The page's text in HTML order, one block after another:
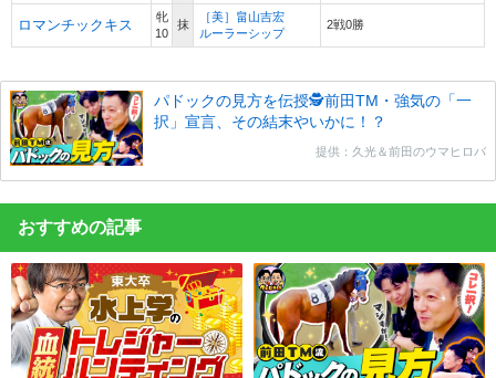
Marston’s Mill
ロマンチックキス
牝
10
抹
［美］畠山吉宏
ルーラーシップ
2戦0勝
パドックの見方を伝授🕵前田TM・強気の「一
択」宣言、その結末やいかに！？
提供：久光＆前田のウマヒロバ
おすすめの記事